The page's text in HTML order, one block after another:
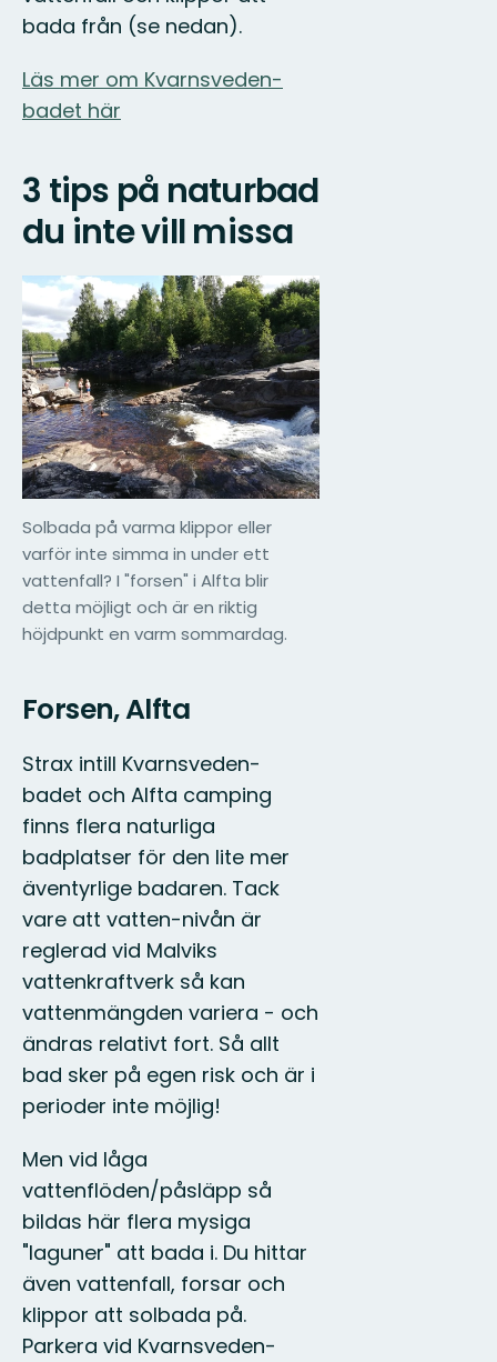
bada från (se nedan).
Läs mer om Kvarnsveden-
badet här
3 tips på naturbad
du inte vill missa
Solbada på varma klippor eller
varför inte simma in under ett
vattenfall? I "forsen" i Alfta blir
detta möjligt och är en riktig
höjdpunkt en varm sommardag.
Forsen, Alfta
Strax intill Kvarnsveden-
badet och Alfta camping
finns flera naturliga
badplatser för den lite mer
äventyrlige badaren. Tack
vare att vatten-nivån är
reglerad vid Malviks
vattenkraftverk så kan
vattenmängden variera - och
ändras relativt fort. Så allt
bad sker på egen risk och är i
perioder inte möjlig!
Men vid låga
vattenflöden/påsläpp så
bildas här flera mysiga
"laguner" att bada i. Du hittar
även vattenfall, forsar och
klippor att solbada på.
Parkera vid Kvarnsveden-